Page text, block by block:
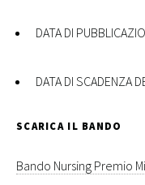
DATA DI
DATA DI SCADENZA
SCARICA IL BANDO
Bando Nursing Premio